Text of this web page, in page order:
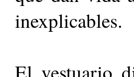
inexplicables.